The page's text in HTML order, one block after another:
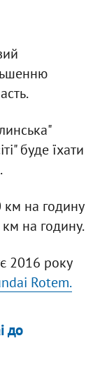
буде їхати
км на годину
км на годину.
2016 року
Rotem.
до